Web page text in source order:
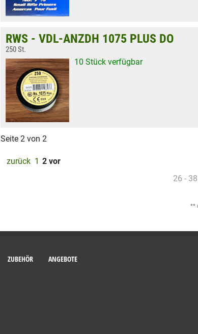
RWS - VDL-ANZDH 1075 PLUS DO
250 St.
10 Stück verfügbar
Seite 2 von 2
zurück 1 2 vor
26 -
**
ZUBEHÖR ANGEBOTE